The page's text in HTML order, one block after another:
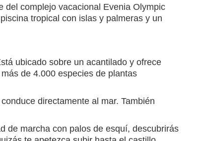
del complejo vacacional Evenia Olympic
tropical con islas y palmeras y un
ubicado sobre un acantilado y ofrece
de 4.000 especies de plantas
directamente al mar. También
de marcha con palos de esquí, descubrirás